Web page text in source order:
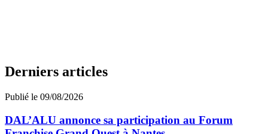
Derniers articles
Publié le 09/08/2026
DAL’ALU annonce sa participation au Forum